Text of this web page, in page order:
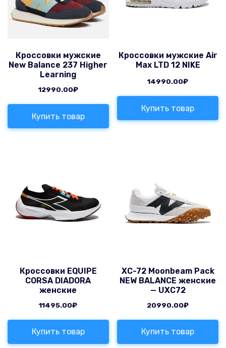
Кроссовки мужские
New Balance 237 Higher
Learning
12990.00₽
Купить товар
Кроссовки мужские Air
Max LTD 12 NIKE
14990.00₽
Купить товар
Кроссовки EQUIPE
CORSA DIADORA
женские
11495.00₽
Купить товар
XC-72 Moonbeam Pack
NEW BALANCE женские
— UXC72
20990.00₽
Купить товар